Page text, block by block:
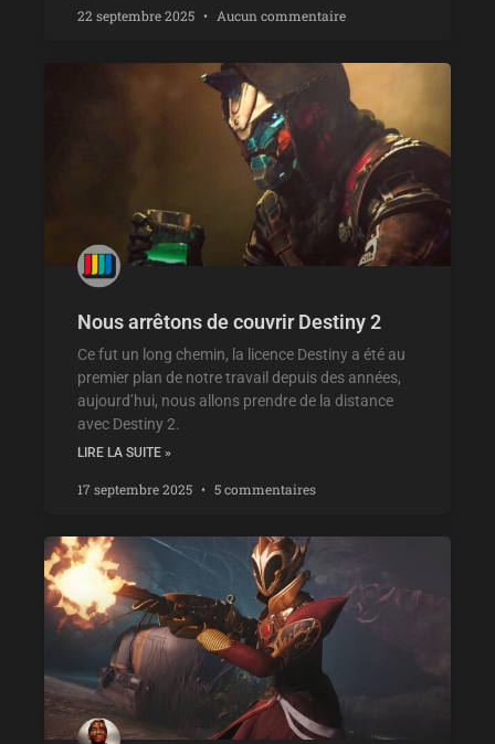
22 septembre 2025 Aucun commentaire
Nous arrêtons de couvrir Destiny 2
Ce fut un long chemin, la licence Destiny a été au
premier plan de notre travail depuis des années,
aujourd’hui, nous allons prendre de la distance
avec Destiny 2.
LIRE LA SUITE »
17 septembre 2025 5 commentaires